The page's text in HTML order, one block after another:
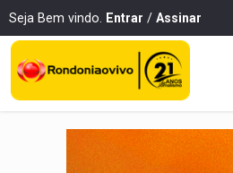
Seja Bem vindo. Entrar / Assinar